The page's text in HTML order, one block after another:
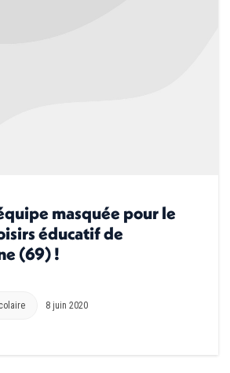
masquée pour le
éducatif de
(69) !
8 juin 2020